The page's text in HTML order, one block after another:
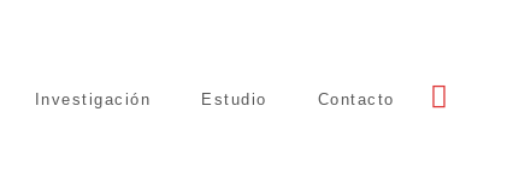
Investigación Estudio Contacto